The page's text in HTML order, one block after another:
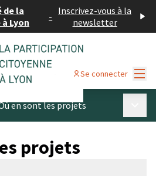
de la
Lyon
- Inscrivez-vous à la
newsletter
Se connecter
en sont les projets
projets